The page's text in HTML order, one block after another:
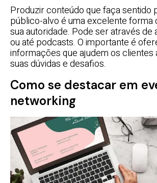
Produzir conteúdo que faça sentido
público-alvo é uma excelente
sua autoridade. Pode ser através de
ou até podcasts. O importante é
informações que ajudem os
suas dúvidas e desafios.
Como se destacar em
networking